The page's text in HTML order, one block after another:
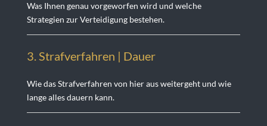
Was Ihnen genau vorgeworfen wird und welche
Strategien zur Verteidigung bestehen.
3. Strafverfahren | Dauer
Wie das Strafverfahren von hier aus weitergeht und wie
lange alles dauern kann.